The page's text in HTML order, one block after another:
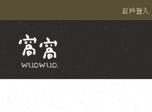
訂戶登入